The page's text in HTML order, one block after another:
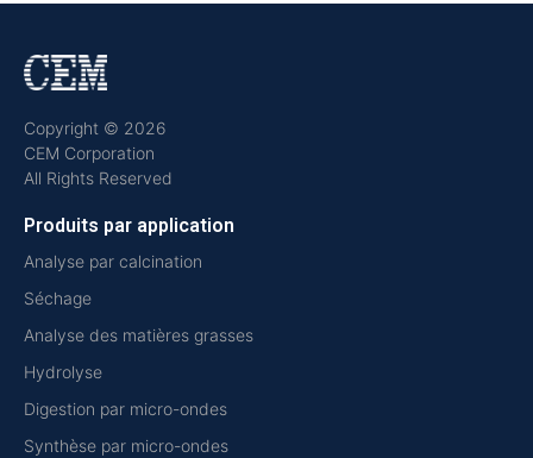
Copyright © 2026
CEM Corporation
All Rights Reserved
Produits par application
Analyse par calcination
Séchage
Analyse des matières grasses
Hydrolyse
Digestion par micro-ondes
Synthèse par micro-ondes